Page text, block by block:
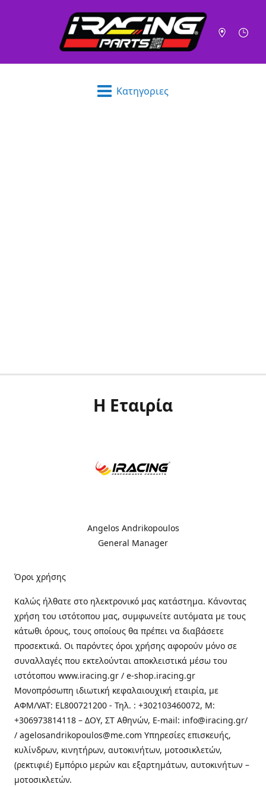
Κατηγοριες
Η Εταιρία
Angelos Andrikopoulos
General Manager
Όροι χρήσης
Καλώς ήλθατε στo ηλεκτρονικό μας κατάστημα. Κάνοντας
χρήση του ιστότοπου μας, συμφωνείτε αυτόματα με τους
κάτωθι όρους, τους οποίους θα πρέπει να διαβάσετε
προσεκτικά. Οι παρόντες όροι χρήσης αφορούν μόνο σε
συναλλαγές που εκτελούνται αποκλειστικά μέσω του
ιστότοπου www.iracing.gr / e-shop.iracing.gr
Μονοπρόσωπη ιδιωτική κεφαλαιουχική εταιρία, με
ΑΦΜ/VAT: EL800721200 - Τηλ. : +302103460072, M:
+306973814118 – ΔΟΥ, ΣΤ Αθηνών, E-mail: info@iracing.gr/
/ agelosandrikopoulos@me.com Υπηρεσίες επισκευής,
κυλίνδρων, κινητήρων, αυτοκινήτων, μοτοσικλετών,
(ρεκτιφιέ) Εμπόριο μερών και εξαρτημάτων, αυτοκινήτων –
μοτοσικλετών.